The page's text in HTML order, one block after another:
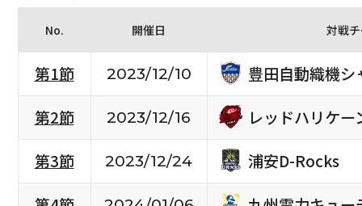
No. 開催日 対戦
第1節 2023/12/10
豊田自動織機シ
第2節
2023/12/16
レッドハリケー
第3節
2023/12/24
浦安D-Rocks